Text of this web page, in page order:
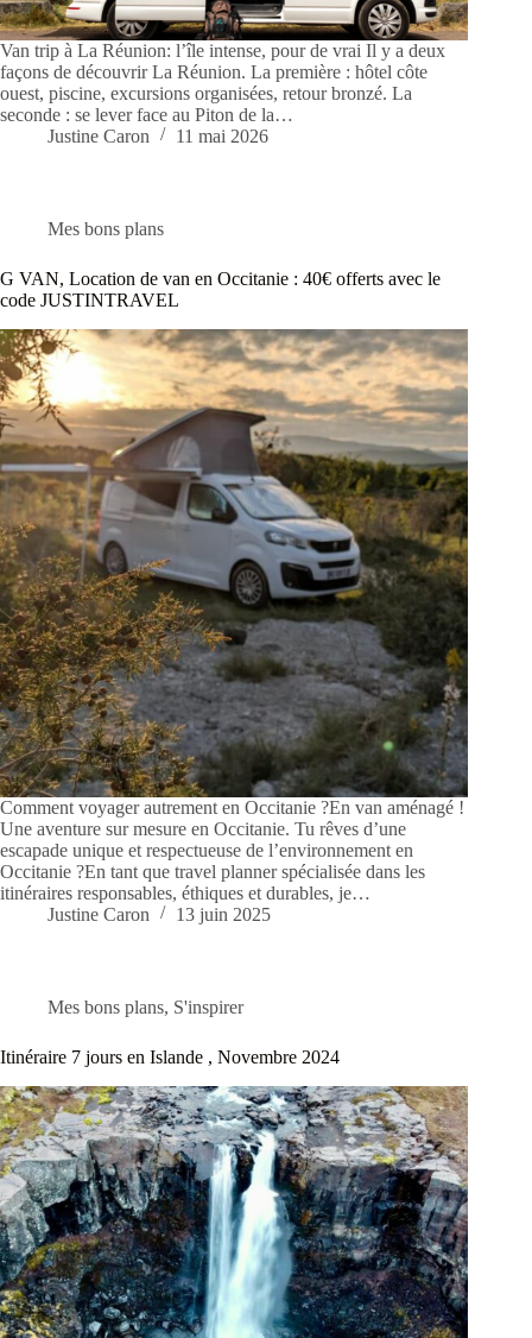
Van trip à La Réunion: l’île intense, pour de vrai Il y a deux
façons de découvrir La Réunion. La première : hôtel côte
ouest, piscine, excursions organisées, retour bronzé. La
seconde : se lever face au Piton de la…
Justine Caron
11 mai 2026
Mes bons plans
G VAN, Location de van en Occitanie : 40€ offerts avec le
code JUSTINTRAVEL
Comment voyager autrement en Occitanie ?En van aménagé !
Une aventure sur mesure en Occitanie. Tu rêves d’une
escapade unique et respectueuse de l’environnement en
Occitanie ?En tant que travel planner spécialisée dans les
itinéraires responsables, éthiques et durables, je…
Justine Caron
13 juin 2025
Mes bons plans, S'inspirer
Itinéraire 7 jours en Islande , Novembre 2024